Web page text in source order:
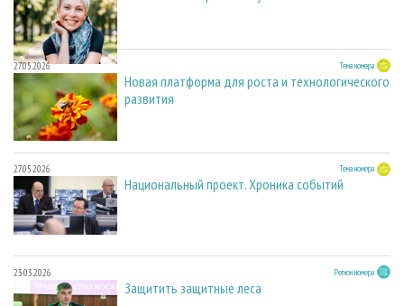
27.05.2026 Тема номера
Новая платформа для роста и технологического
развития
27.05.2026 Тема номера
Национальный проект. Хроника событий
23.03.2026 Регион номера
Защитить защитные леса